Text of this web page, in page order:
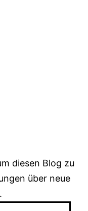
diesen Blog zu
über neue